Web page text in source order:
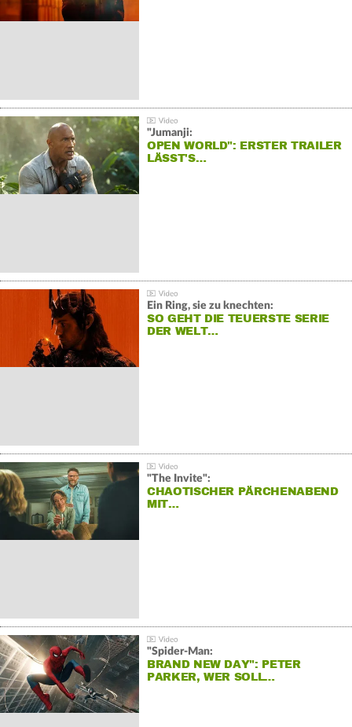
"Jumanji:
OPEN WORLD": ERSTER TRAILER
LÄSST'S…
Ein Ring, sie zu knechten:
SO GEHT DIE TEUERSTE SERIE
DER WELT…
"The Invite":
CHAOTISCHER PÄRCHENABEND
MIT…
"Spider-Man:
BRAND NEW DAY": PETER
PARKER, WER SOLL…